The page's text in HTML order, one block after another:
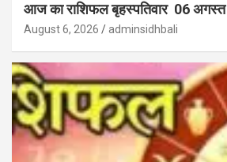
आज का राशिफल बृहस्पतिवार 06 अगस्त
August 6, 2026 adminsidhbali